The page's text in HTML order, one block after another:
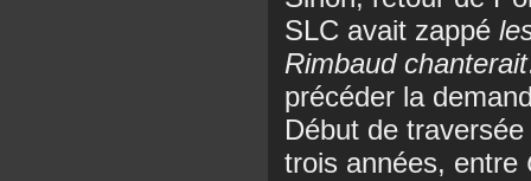
SLC avait zappé
Rimbaud chanterait
précéder la
Début de
trois années, entre